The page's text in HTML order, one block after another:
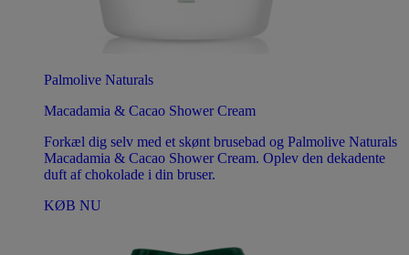
Palmolive Naturals
Macadamia & Cacao Shower Cream
Forkæl dig selv med et skønt brusebad og Palmolive Naturals
Macadamia & Cacao Shower Cream. Oplev den dekadente
duft af chokolade i din bruser.
KØB NU